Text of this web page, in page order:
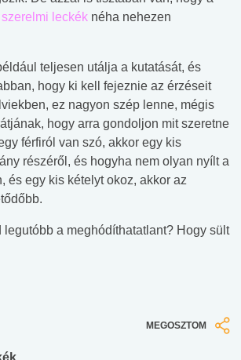
szerelmi leckék néha nehezen
teljesen utálja a kutatását, és
hogy ki kell fejeznie az érzéseit
ez nagyon szép lenne, mégis
hogy arra gondoljon mit szeretne
férfiról van szó, akkor egy kis
részéről, és hogyha nem olyan nyílt a
és egy kis kételyt okoz, akkor az
legutóbb a meghódíthatatlant? Hogy sült
MEGOSZTOM